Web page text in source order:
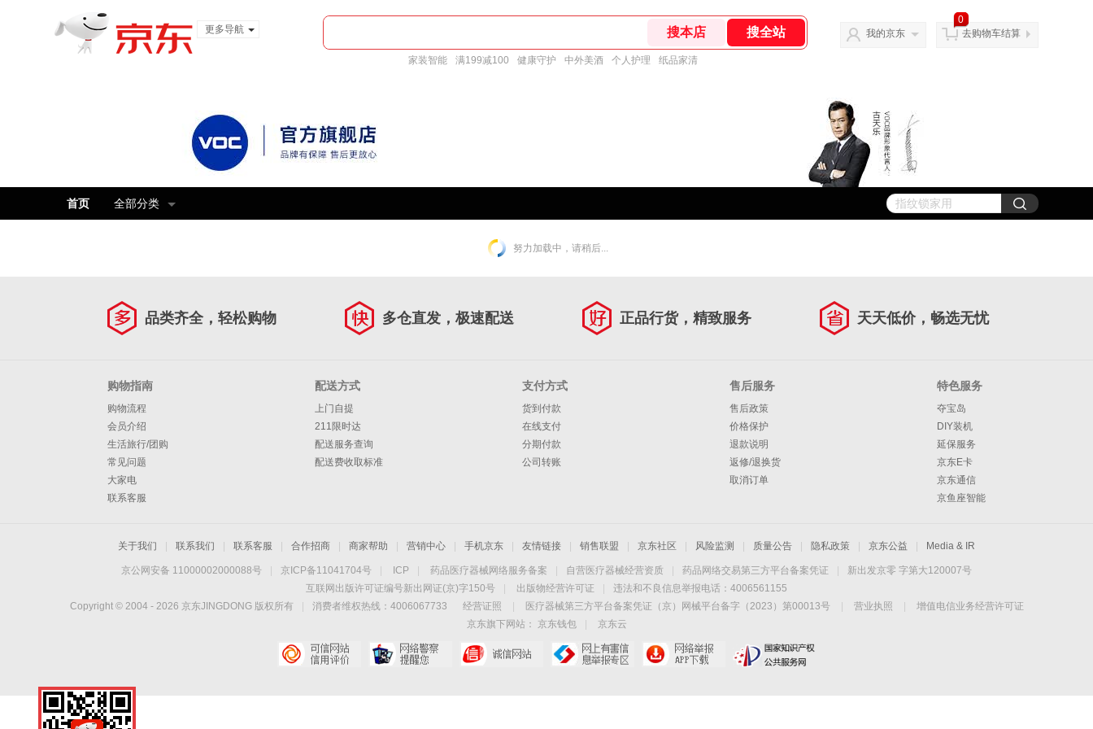
更多导航
家装智能 满199减100 健康守护 中外美酒 个人护理 纸品家清
我的京东
0
去购物车结算
首页 全部分类
努力加载中，请稍后...
品类齐全，轻松购物 多仓直发，极速配送 正品行货，精致服务 天天低价，畅选无忧
购物指南
购物流程
会员介绍
生活旅行/团购
常见问题
大家电
联系客服
配送方式
上门自提
211限时达
配送服务查询
配送费收取标准
支付方式
货到付款
在线支付
分期付款
公司转账
售后服务
售后政策
价格保护
退款说明
返修/退换货
取消订单
特色服务
夺宝岛
DIY装机
延保服务
京东E卡
京东通信
京鱼座智能
关于我们 联系我们 联系客服 合作招商 商家帮助 营销中心 手机京东 友情链接 销售联盟 京东社区 风险监测 质量公告 隐私政策 京东公益 Media & IR
京公网安备 11000002000088号 京ICP备11041704号 ICP 药品医疗器械网络服务备案 自营医疗器械经营资质 药品网络交易第三方平台备案凭证
新出发京零 字第大120007号
互联网出版许可证编号新出网证(京)字150号
出版物经营许可证
违法和不良信息举报电话：4006561155
Copyright © 2004 - 2026 京东JINGDONG 版权所有 消费者维权热线：4006067733 经营证照 医疗器械第三方平台备案凭证（京）网械平台备字（2023）第00013号 营业执照
增值电信业务经营许可证
京东旗下网站：
京东钱包 京东云